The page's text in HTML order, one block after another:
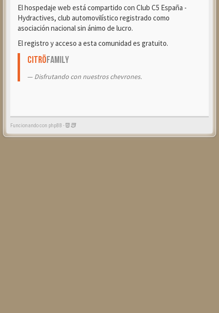
El hospedaje web está compartido con Club C5 España -
Hydractives, club automovilístico registrado como
asociación nacional sin ánimo de lucro.
El registro y acceso a esta comunidad es gratuito.
CitröFamily
Disfrutando con nuestros chevrones.
Funcionando con phpBB -